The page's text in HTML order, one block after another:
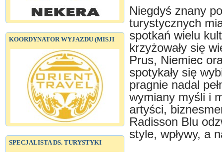
KOORDYNATOR WYJAZDU (MISJI
SPECJALISTA DS. TURYSTYKI
Niegdyś znany
turystycznych
spotkań wielu
krzyżowały się
Prus, Niemiec
spotykały się
pragnie nadal
wymiany myśli i
artyści,
Radisson Blu
style, wpływy, a